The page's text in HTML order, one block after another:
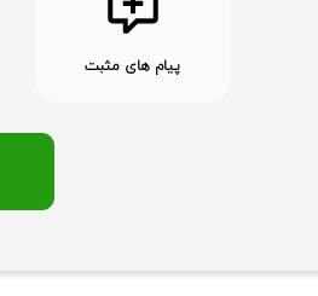
پیام های مثبت